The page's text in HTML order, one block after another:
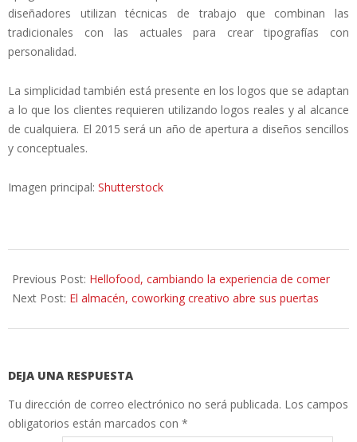
diseñadores utilizan técnicas de trabajo que combinan las
tradicionales con las actuales para crear tipografías con
personalidad.
La simplicidad también está presente en los logos que se adaptan
a lo que los clientes requieren utilizando logos reales y al alcance
de cualquiera. El 2015 será un año de apertura a diseños sencillos
y conceptuales.
Imagen principal: Shutterstock
04-
28
Previous Post: Hellofood, cambiando la experiencia de comer
Next Post: El almacén, coworking creativo abre sus puertas
DEJA UNA RESPUESTA
Tu dirección de correo electrónico no será publicada. Los campos
obligatorios están marcados con *